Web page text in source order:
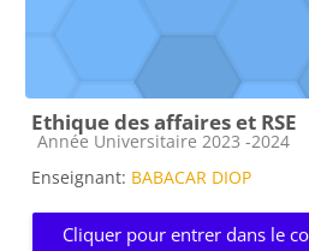
Ethique des affaires et RSE
Catégorie de cours
Année Universitaire 2023 -2024
Enseignant: BABACAR DIOP
Cliquer pour entrer dans le